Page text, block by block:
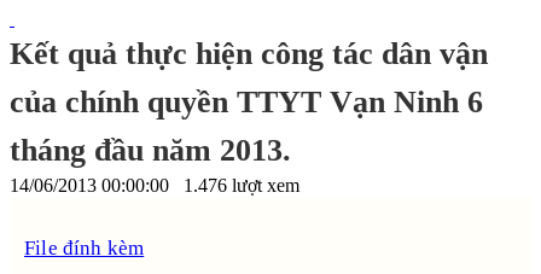
Kết quả thực hiện công tác dân vận
của chính quyền TTYT Vạn Ninh 6
tháng đầu năm 2013.
14/06/2013 00:00:00 1.476 lượt xem
File đính kèm